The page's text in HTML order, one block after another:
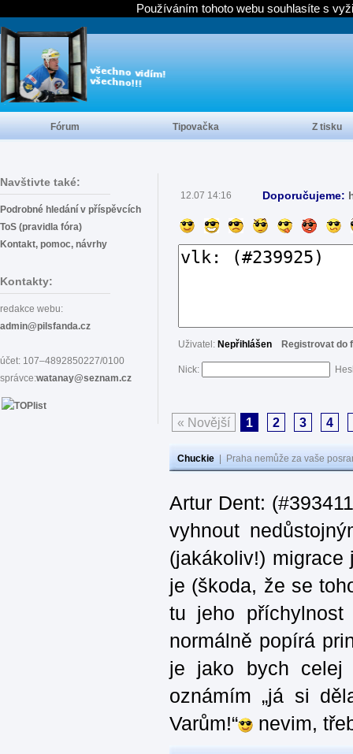
Navštivte také:
Podrobné hledání v příspěvcích
ToS (pravidla fóra)
Kontakt, pomoc, návrhy
Kontakty:
redakce webu:
admin@pilsfanda.cz
účet: 107–4892850227/0100
správce:watanay@seznam.cz
12.07 14:16 Doporučujeme:
Uživatel: Nepřihlášen Registrovat do
Nick:
« Novější 1 2 3 4
Chuckie Praha nemůže za vaše
Artur Dent:
vyhnout
(jakákoliv!)
je (škoda, že se
tu jeho
normálně popírá
je jako bych celej
oznámím „já si
Varům!“
nevim,
Fórum Tipovačka Z tisku
Používáním tohoto webu souhlasíte s